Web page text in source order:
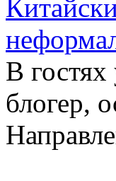
В
блогер,